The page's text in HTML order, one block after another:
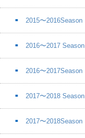
2015〜2016Season
2016〜2017 Season
2016〜2017Season
2017〜2018 Season
2017〜2018Season